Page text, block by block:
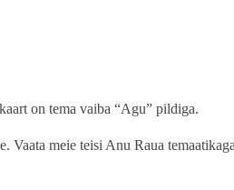
on tema vaiba “Agu” pildiga.
Vaata meie teisi Anu Raua